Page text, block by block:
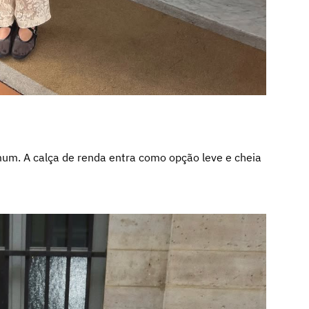
A calça de renda entra como opção leve e cheia